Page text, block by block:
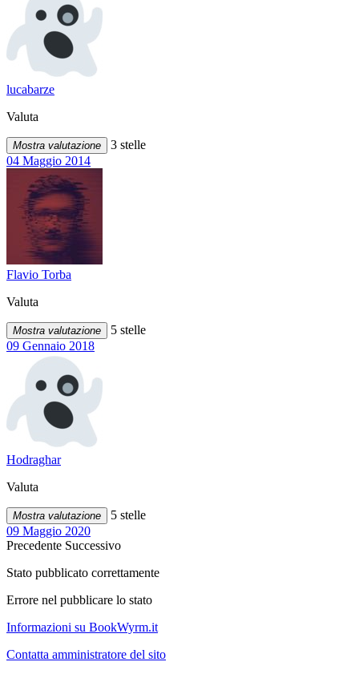
lucabarze
Valuta
Mostra valutazione
3 stelle
04 Maggio 2014
Flavio Torba
Valuta
Mostra valutazione
5 stelle
09 Gennaio 2018
Hodraghar
Valuta
Mostra valutazione
5 stelle
09 Maggio 2020
Precedente Successivo
Stato pubblicato correttamente
Errore nel pubblicare lo stato
Informazioni su BookWyrm.it
Contatta amministratore del sito